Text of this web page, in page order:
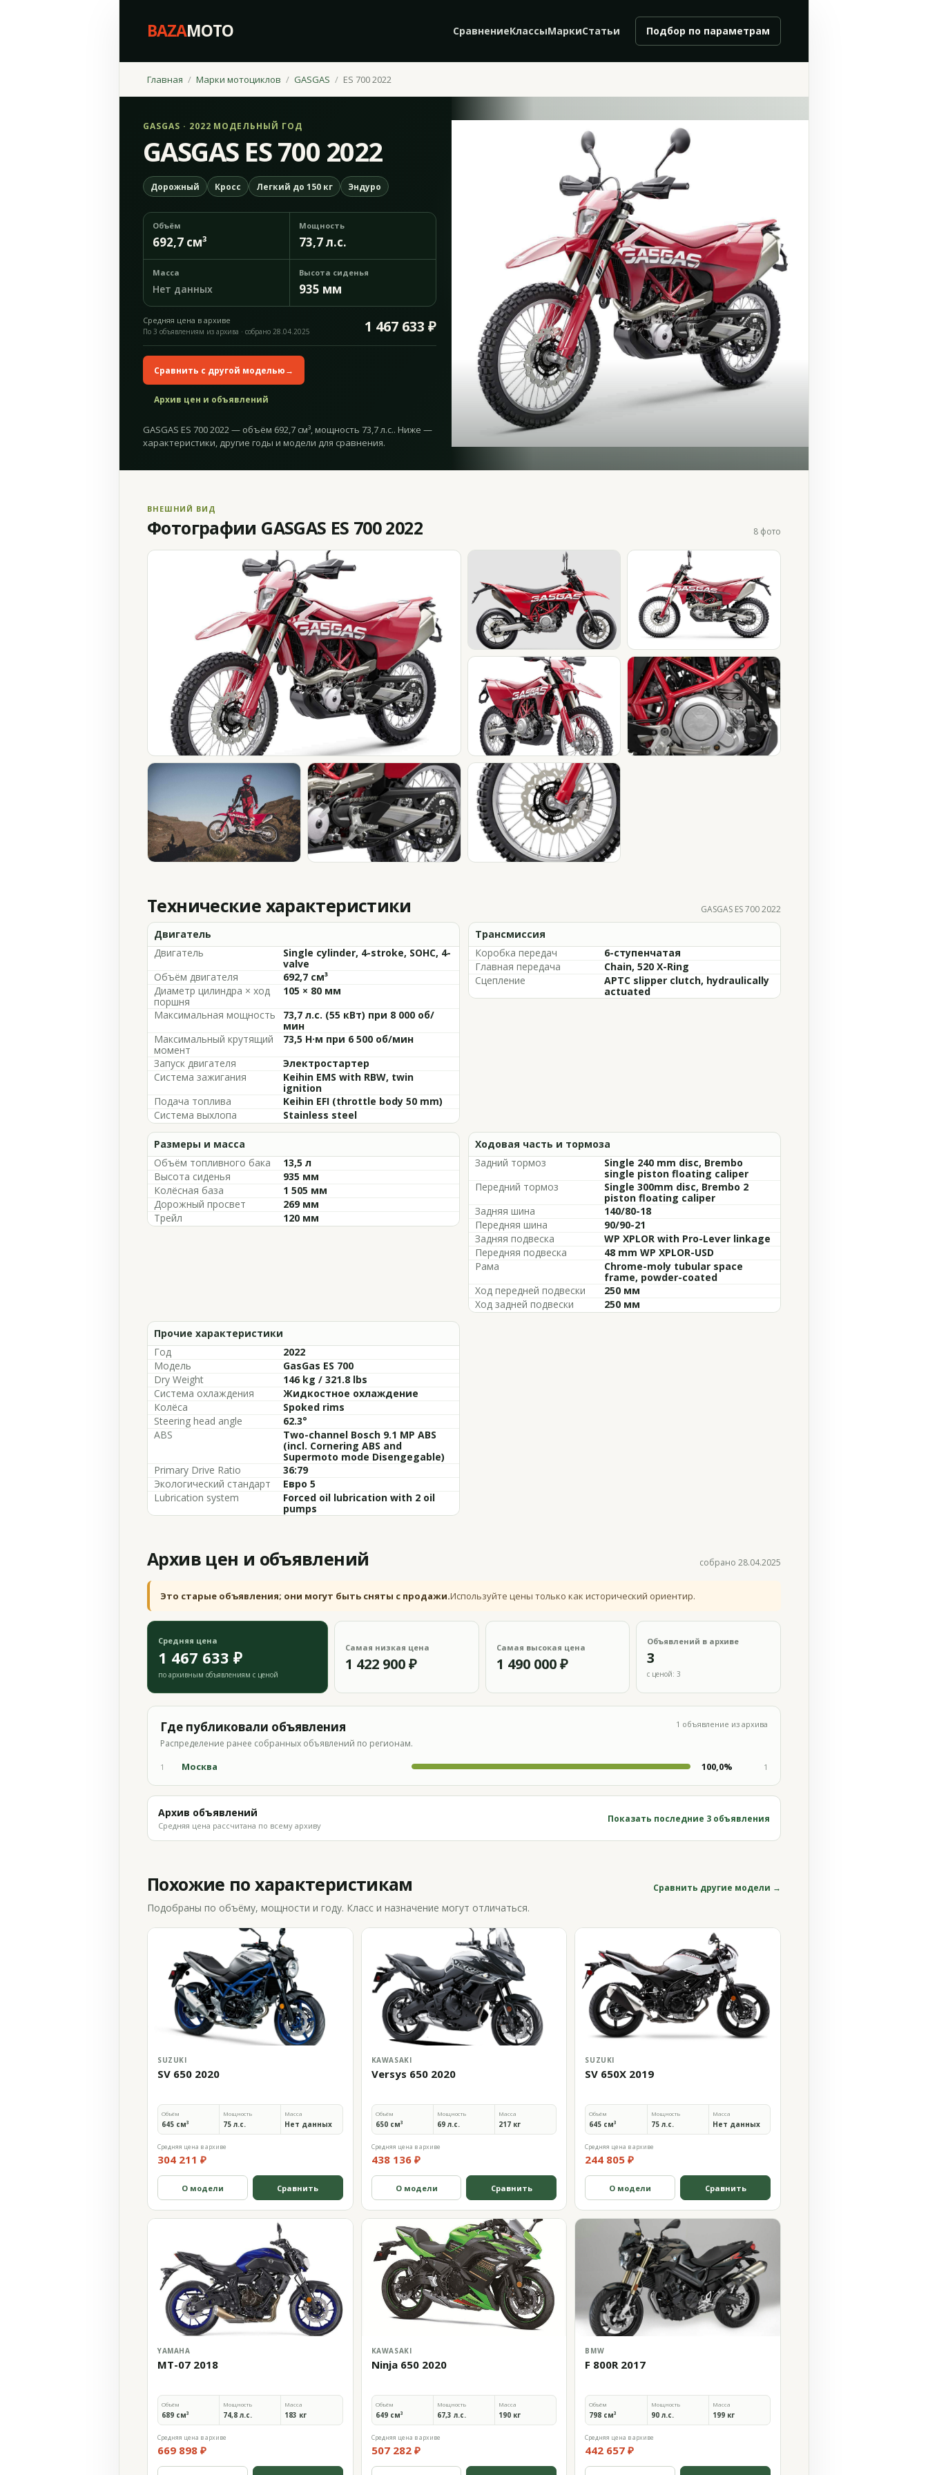
BAZAMOTO СравнениеКлассыМаркиСтатьи Подбор по параметрам
Главная Марки мотоциклов GASGAS ES 700 2022
GASGAS · 2022 МОДЕЛЬНЫЙ ГОД
GASGAS ES 700 2022
Дорожный Кросс Легкий до 150 кг Эндуро
Объём
692,7 см³
Мощность
73,7 л.с.
Масса
Нет данных
Высота сиденья
935 мм
Средняя цена в архиве 1 467 633 ₽
По 3 объявлениям из архива · собрано 28.04.2025
Сравнить с другой моделью→
Архив цен и объявлений
GASGAS ES 700 2022 — объём 692,7 см³, мощность 73,7 л.с.. Ниже —
характеристики, другие годы и модели для сравнения.
ВНЕШНИЙ ВИД
Фотографии GASGAS ES 700 2022 8 фото
Технические характеристики GASGAS ES 700 2022
Двигатель
Двигатель
Single cylinder, 4-stroke, SOHC, 4-
valve
Объём двигателя
692,7 см³
Диаметр цилиндра × ход
поршня
105 × 80 мм
Максимальная мощность
73,7 л.с. (55 кВт) при 8 000 об/
мин
Максимальный крутящий
момент
73,5 Н·м при 6 500 об/мин
Запуск двигателя
Электростартер
Система зажигания
Keihin EMS with RBW, twin
ignition
Подача топлива
Keihin EFI (throttle body 50 mm)
Система выхлопа
Stainless steel
Трансмиссия
Коробка передач
6-ступенчатая
Главная передача
Chain, 520 X-Ring
Сцепление
APTC slipper clutch, hydraulically
actuated
Размеры и масса
Объём топливного бака
13,5 л
Высота сиденья
935 мм
Колёсная база
1 505 мм
Дорожный просвет
269 мм
Трейл
120 мм
Ходовая часть и тормоза
Задний тормоз
Single 240 mm disc, Brembo
single piston floating caliper
Передний тормоз
Single 300mm disc, Brembo 2
piston floating caliper
Задняя шина
140/80-18
Передняя шина
90/90-21
Задняя подвеска
WP XPLOR with Pro-Lever linkage
Передняя подвеска
48 mm WP XPLOR-USD
Рама
Chrome-moly tubular space
frame, powder-coated
Ход передней подвески
250 мм
Ход задней подвески
250 мм
Прочие характеристики
Год
2022
Модель
GasGas ES 700
Dry Weight
146 kg / 321.8 lbs
Система охлаждения
Жидкостное охлаждение
Колёса
Spoked rims
Steering head angle
62.3°
ABS
Two-channel Bosch 9.1 MP ABS
(incl. Cornering ABS and
Supermoto mode Disengegable)
Primary Drive Ratio
36:79
Экологический стандарт
Евро 5
Lubrication system
Forced oil lubrication with 2 oil
pumps
Архив цен и объявлений собрано 28.04.2025
Это старые объявления; они могут быть сняты с продажи.Используйте цены только как исторический ориентир.
Средняя цена
1 467 633 ₽
по архивным объявлениям с ценой
Самая низкая цена
1 422 900 ₽
Самая высокая цена
1 490 000 ₽
Объявлений в архиве
3
с ценой: 3
Где публиковали объявления
Распределение ранее собранных объявлений по регионам.
1 объявление из архива
1 Москва 100,0% 1
Архив объявлений
Средняя цена рассчитана по всему архиву
Показать последние 3 объявления
Похожие по характеристикам Сравнить другие модели →
Подобраны по объёму, мощности и году. Класс и назначение могут отличаться.
SUZUKI
SV 650 2020
Объём
645 см³
Мощность
75 л.с.
Масса
Нет данных
Средняя цена в архиве
304 211 ₽
О модели Сравнить
KAWASAKI
Versys 650 2020
Объём
650 см³
Мощность
69 л.с.
Масса
217 кг
Средняя цена в архиве
438 136 ₽
О модели Сравнить
SUZUKI
SV 650X 2019
Объём
645 см³
Мощность
75 л.с.
Масса
Нет данных
Средняя цена в архиве
244 805 ₽
О модели Сравнить
YAMAHA
MT-07 2018
Объём
689 см³
Мощность
74,8 л.с.
Масса
183 кг
Средняя цена в архиве
669 898 ₽
KAWASAKI
Ninja 650 2020
Объём
649 см³
Мощность
67,3 л.с.
Масса
190 кг
Средняя цена в архиве
507 282 ₽
BMW
F 800R 2017
Объём
798 см³
Мощность
90 л.с.
Масса
199 кг
Средняя цена в архиве
442 657 ₽